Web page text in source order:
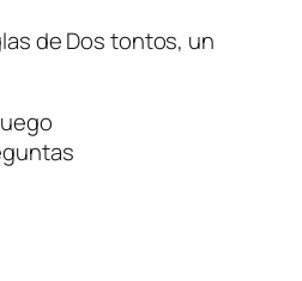
de Dos tontos, un